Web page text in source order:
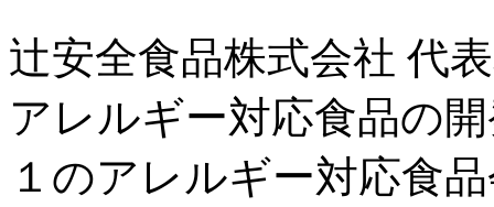
辻安全食品株式会社 代
アレルギー対応食品の
１のアレルギー対応食